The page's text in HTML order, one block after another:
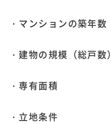
・マンションの築年数
・建物の規模（総戸数）
・専有面積
・立地条件